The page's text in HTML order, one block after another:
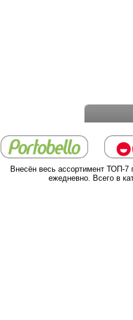
Внесён весь ассортимент ТОП-7
ежедневно. Всего в